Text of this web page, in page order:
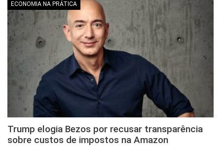
ECONOMIA NA PRÁTICA
Trump elogia Bezos por recusar transparência
sobre custos de impostos na Amazon